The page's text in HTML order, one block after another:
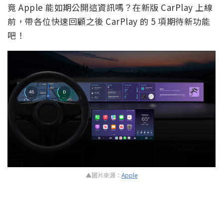
竟 Apple 能如期公開這資訊嗎？在新版 CarPlay 上線
前，帶各位快速回顧之後 CarPlay 的 5 項期待新功能
吧！
▲圖片來源： Apple